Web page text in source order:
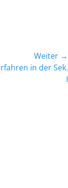
Weiter →
in der Sek.
I